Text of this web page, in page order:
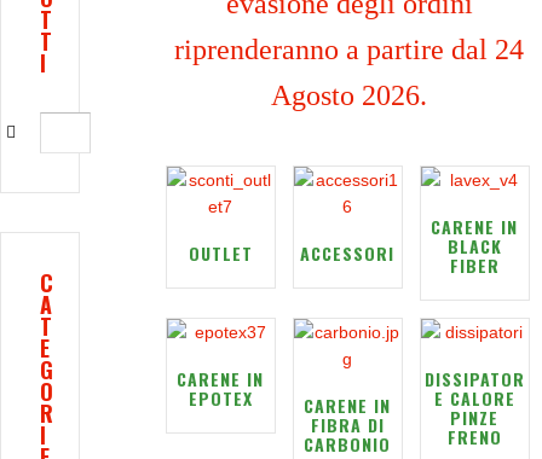
riprenderanno a partire dal 24
Agosto 2026.
OUTLET ACCESSORI
CARENE IN
BLACK
FIBER
CARENE IN
EPOTEX CARENE IN
FIBRA DI
CARBONIO
DISSIPATOR
E CALORE
PINZE
FRENO
T
T
I
C
A
T
E
G
O
R
I